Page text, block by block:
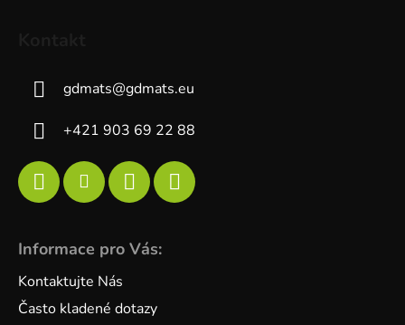
gdmats@gdmats.eu
+421 903 69 22 88
Informace pro Vás:
Kontaktujte Nás
Často kladené dotazy